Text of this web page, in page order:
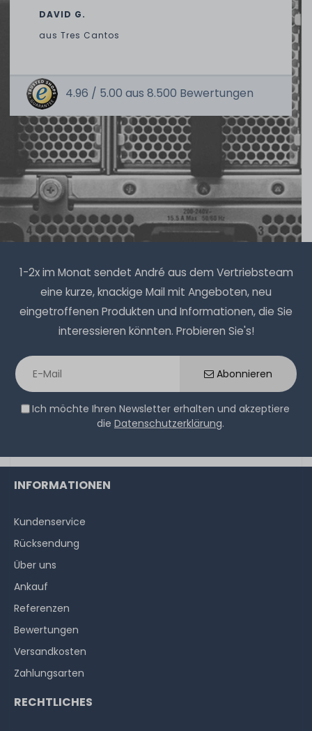
DAVID G.
aus Tres Cantos
4.96 / 5.00 aus 8.500 Bewertungen
1-2x im Monat sendet André aus dem Vertriebsteam
eine kurze, knackige Mail mit Angeboten, neu
eingetroffenen Produkten und Informationen, die Sie
interessieren könnten. Probieren Sie's!
Abonnieren
Ich möchte Ihren Newsletter erhalten und akzeptiere
die Datenschutzerklärung.
INFORMATIONEN
Kundenservice
Rücksendung
Über uns
Ankauf
Referenzen
Bewertungen
Versandkosten
Zahlungsarten
RECHTLICHES